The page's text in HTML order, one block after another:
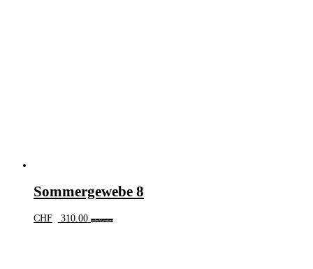
Sommergewebe 8
CHF 310.00 In den Warenkorb